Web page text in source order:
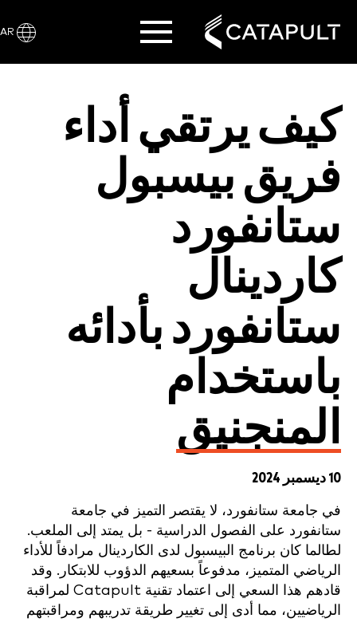
كيف يرتقي أداء
فريق بيسبول
ستانفورد
كاردينال
ستانفورد بأدائه
باستخدام
المنجنيق
10 ديسمبر 2024
في جامعة ستانفورد، لا يقتصر التميز في جامعة
ستانفورد على الفصول الدراسية - بل يمتد إلى الملعب.
لطالما كان برنامج البيسبول لدى الكاردينال مرادفاً للأداء
الرياضي المتميز، مدفوعاً بسعيهم الدؤوب للابتكار. وقد
قادهم هذا السعي إلى اعتماد تقنية Catapult لمراقبة
الرياضيين، مما أدى إلى تغيير طريقة تدريبهم ومراقبتهم